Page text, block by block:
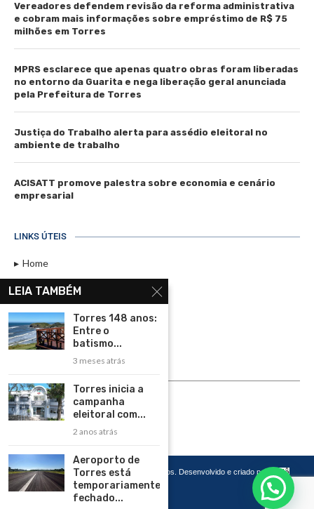
Vereadores defendem revisão da reforma administrativa
e cobram mais informações sobre empréstimo de R$ 75
milhões em Torres
MPRS esclarece que apenas quatro obras foram liberadas
no entorno da Guarita e nega liberação geral anunciada
pela Prefeitura de Torres
Justiça do Trabalho alerta para assédio eleitoral no
ambiente de trabalho
ACISATT promove palestra sobre economia e cenário
empresarial
LINKS ÚTEIS
Home
Assinar
Contato
Política de Privacidade
Rádio Maristela - Ao Vivo
ASSINE
Copyright 2026 – Todos os Direitos Reservados. Desenvolvido e criado por
Cadô
Agência de Marketing
LEIA TAMBÉM
Torres 148 anos:
Entre o
batismo...
3 meses atrás
Torres inicia a
campanha
eleitoral com...
2 anos atrás
Aeroporto de
Torres está
temporariamente
fechado...